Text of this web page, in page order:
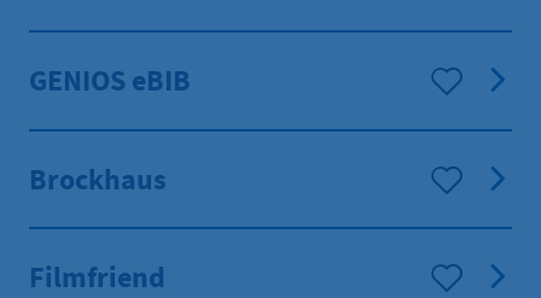
GENIOS eBIB
Brockhaus
Filmfriend